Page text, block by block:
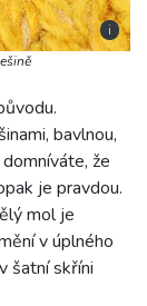
i
bavlnou,
že
je pravdou.
mol je
v úplného
šatní skříni